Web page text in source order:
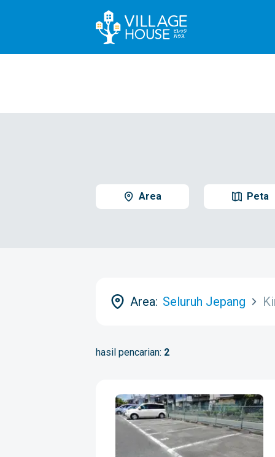
Area Peta
Area: Seluruh Jepang
hasil pencarian: 2